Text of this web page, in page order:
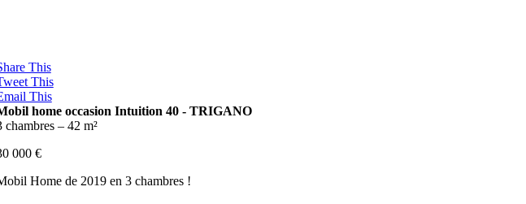
This
This
This
home occasion Intuition 40 - TRIGANO
chambres – 42 m²
000 €
Home de 2019 en 3 chambres !